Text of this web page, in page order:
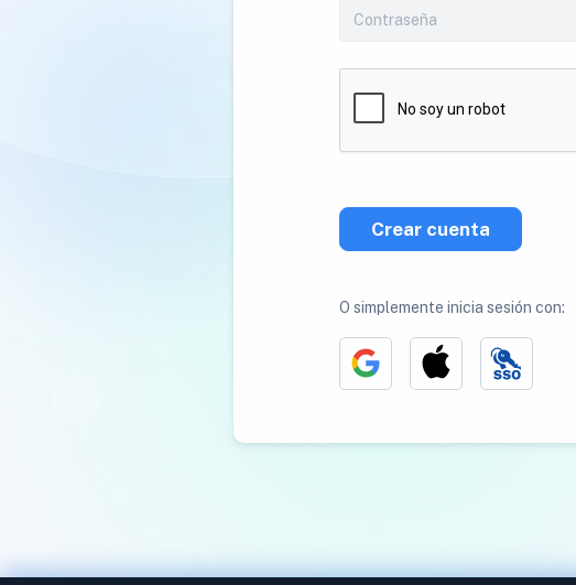
Crear cuenta
O simplemente inicia sesión con: